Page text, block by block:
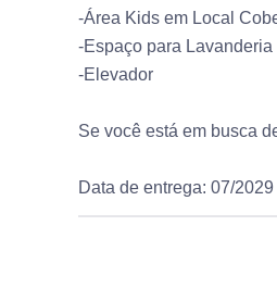
-Área Kids em Local
-Espaço para Lavanderia
-Elevador
Se você está em busca
Data de entrega: 07/2029